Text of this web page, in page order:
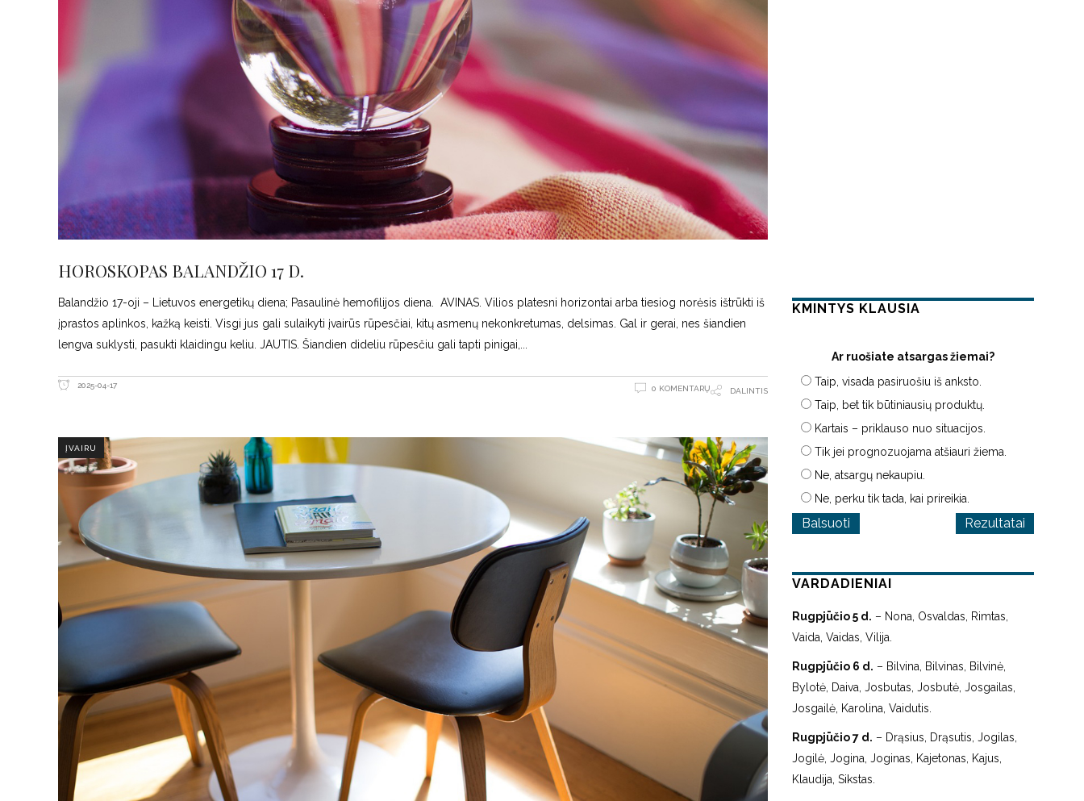
HOROSKOPAS BALANDŽIO 17 D.
Balandžio 17-oji – Lietuvos energetikų diena; Pasaulinė hemofilijos diena. AVINAS. Vilios platesni horizontai arba tiesiog norėsis ištrūkti iš
įprastos aplinkos, kažką keisti. Visgi jus gali sulaikyti įvairūs rūpesčiai, kitų asmenų nekonkretumas, delsimas. Gal ir gerai, nes šiandien
lengva suklysti, pasukti klaidingu keliu. JAUTIS. Šiandien dideliu rūpesčiu gali tapti pinigai,
2025-04-17 0 KOMENTARŲ DALINTIS
ĮVAIRU
KMINTYS KLAUSIA
Ar ruošiate atsargas žiemai?
Taip, visada pasiruošiu iš anksto.
Taip, bet tik būtiniausių produktų.
Kartais – priklauso nuo situacijos.
Tik jei prognozuojama atšiauri žiema.
Ne, atsargų nekaupiu.
Ne, perku tik tada, kai prireikia.
Rezultatai
VARDADIENIAI
Rugpjūčio 5 d. – Nona, Osvaldas, Rimtas,
Vaida, Vaidas, Vilija.
Rugpjūčio 6 d. – Bilvina, Bilvinas, Bilvinė,
Bylotė, Daiva, Josbutas, Josbutė, Josgailas,
Josgailė, Karolina, Vaidutis.
Rugpjūčio 7 d. – Drąsius, Drąsutis, Jogilas,
Jogilė, Jogina, Joginas, Kajetonas, Kajus,
Klaudija, Sikstas.